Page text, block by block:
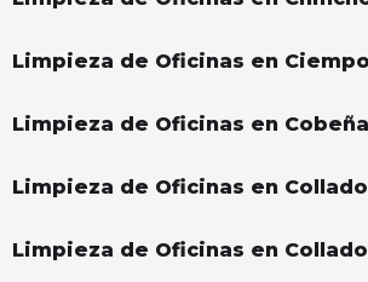
Limpieza de Oficinas en
Limpieza de Oficinas en Cobeña
Limpieza de Oficinas en
Limpieza de Oficinas en